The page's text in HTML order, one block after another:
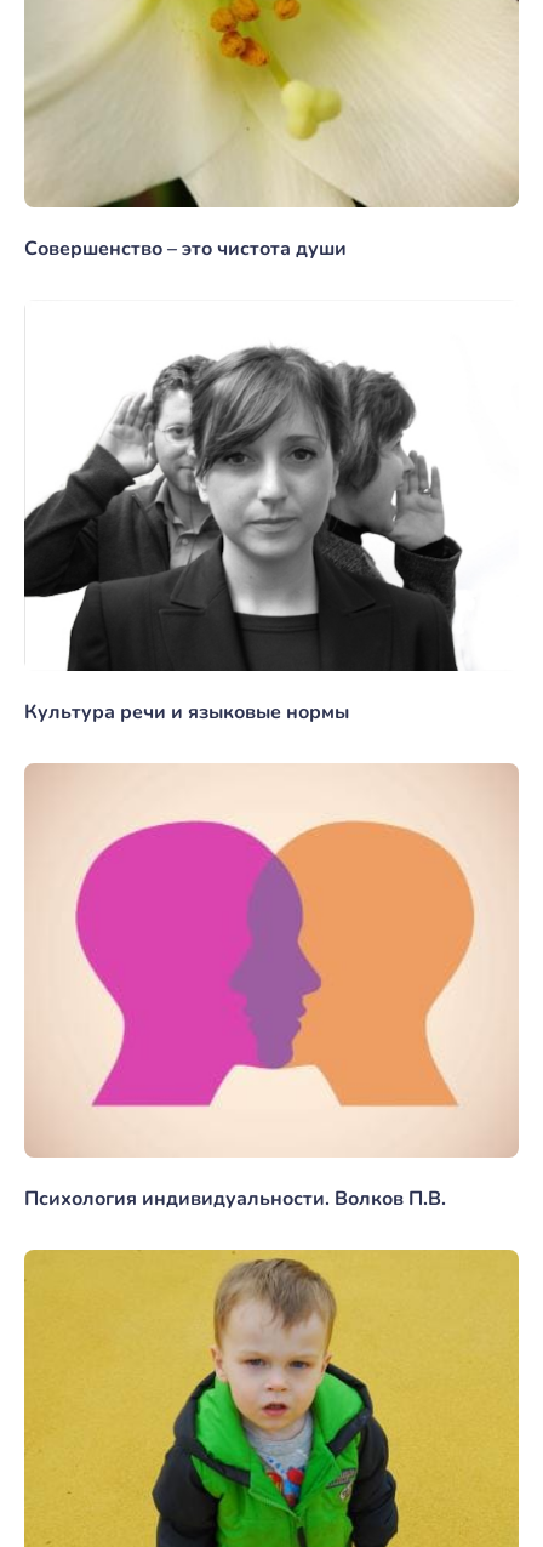
Совершенство – это чистота души
Культура речи и языковые нормы
Психология индивидуальности. Волков П.В.